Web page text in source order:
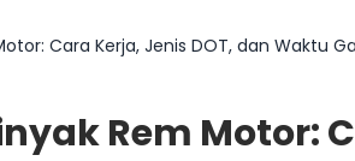
Cara Kerja, Jenis DOT, dan Waktu
Rem Motor: